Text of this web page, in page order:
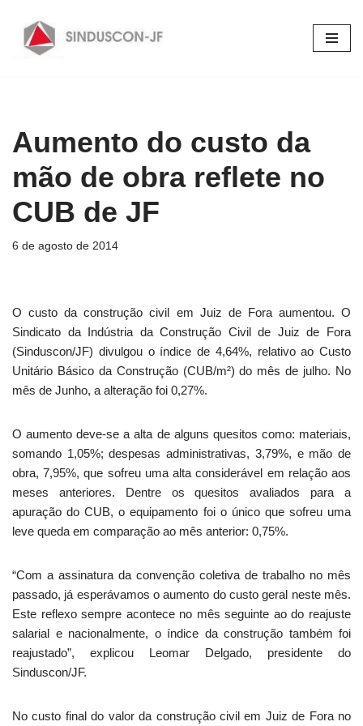
Pular
Aumento do custo da
mão de obra reflete no
CUB de JF
6 de agosto de 2014
O custo da construção civil em Juiz de Fora aumentou. O
Sindicato da Indústria da Construção Civil de Juiz de Fora
(Sinduscon/JF) divulgou o índice de 4,64%, relativo ao Custo
Unitário Básico da Construção (CUB/m²) do mês de julho. No
mês de Junho, a alteração foi 0,27%.
O aumento deve-se a alta de alguns quesitos como: materiais,
somando 1,05%; despesas administrativas, 3,79%, e mão de
obra, 7,95%, que sofreu uma alta considerável em relação aos
meses anteriores. Dentre os quesitos avaliados para a
apuração do CUB, o equipamento foi o único que sofreu uma
leve queda em comparação ao mês anterior: 0,75%.
“Com a assinatura da convenção coletiva de trabalho no mês
passado, já esperávamos o aumento do custo geral neste mês.
Este reflexo sempre acontece no mês seguinte ao do reajuste
salarial e nacionalmente, o índice da construção também foi
reajustado”, explicou Leomar Delgado, presidente do
Sinduscon/JF.
No custo final do valor da construção civil em Juiz de Fora no